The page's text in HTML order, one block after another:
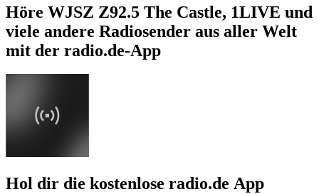
Höre WJSZ Z92.5 The Castle, 1LIVE und
viele andere Radiosender aus aller Welt
mit der radio.de-App
Hol dir die kostenlose radio.de App